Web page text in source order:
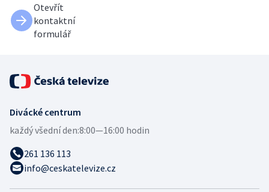
Otevřít
kontaktní
formulář
Divácké centrum
každý všední den:8:00—16:00 hodin
261 136 113
info@ceskatelevize.cz